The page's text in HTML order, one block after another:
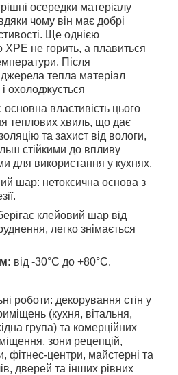
осередки матеріалу
чому він має добрі
Ще однією
ХРЕ не горить, а плавиться
Після
тепла матеріал
охолоджується
властивість цього
теплових хвиль, що дає
та захист від вологи,
стійкими до впливу
для використання у кухнях.
шар: нетоксична основа з
клейовий шар від
легко знімається
від -30°C до +80°C.
роботи: декорування стін у
(кухня, вітальня,
група) та комерційних
зони рецепцій,
фітнес-центри, майстерні та
дверей та інших рівних